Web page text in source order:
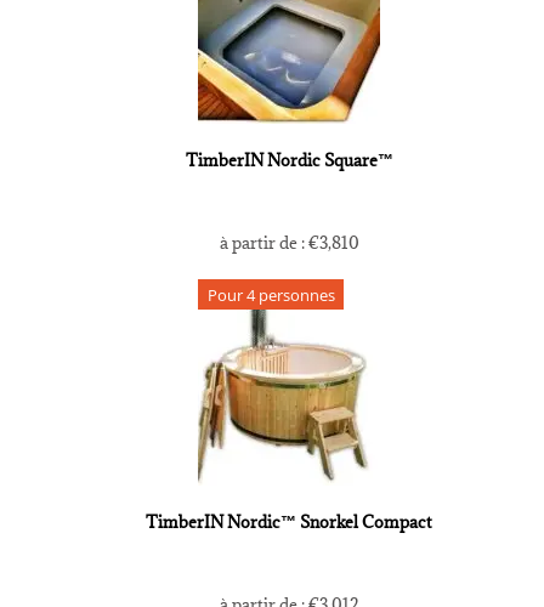
TimberIN Nordic Square™
à partir de :€3,810
Pour 4 personnes
TimberIN Nordic™ Snorkel Compact